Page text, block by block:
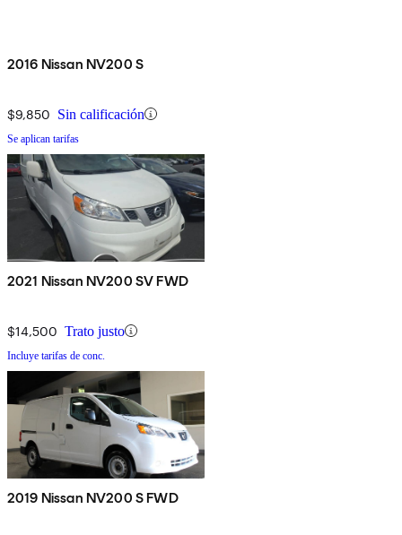
2016 Nissan NV200 S
$9,850 Sin calificación
Se aplican tarifas
2021 Nissan NV200 SV FWD
$14,500 Trato justo
Incluye tarifas de conc.
2019 Nissan NV200 S FWD